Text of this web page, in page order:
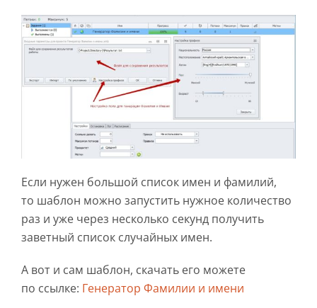
Если нужен большой список имен и фамилий,
то шаблон можно запустить нужное количество
раз и уже через несколько секунд получить
заветный список случайных имен.
А вот и сам шаблон, скачать его можете
по ссылке: Генератор Фамилии и имени